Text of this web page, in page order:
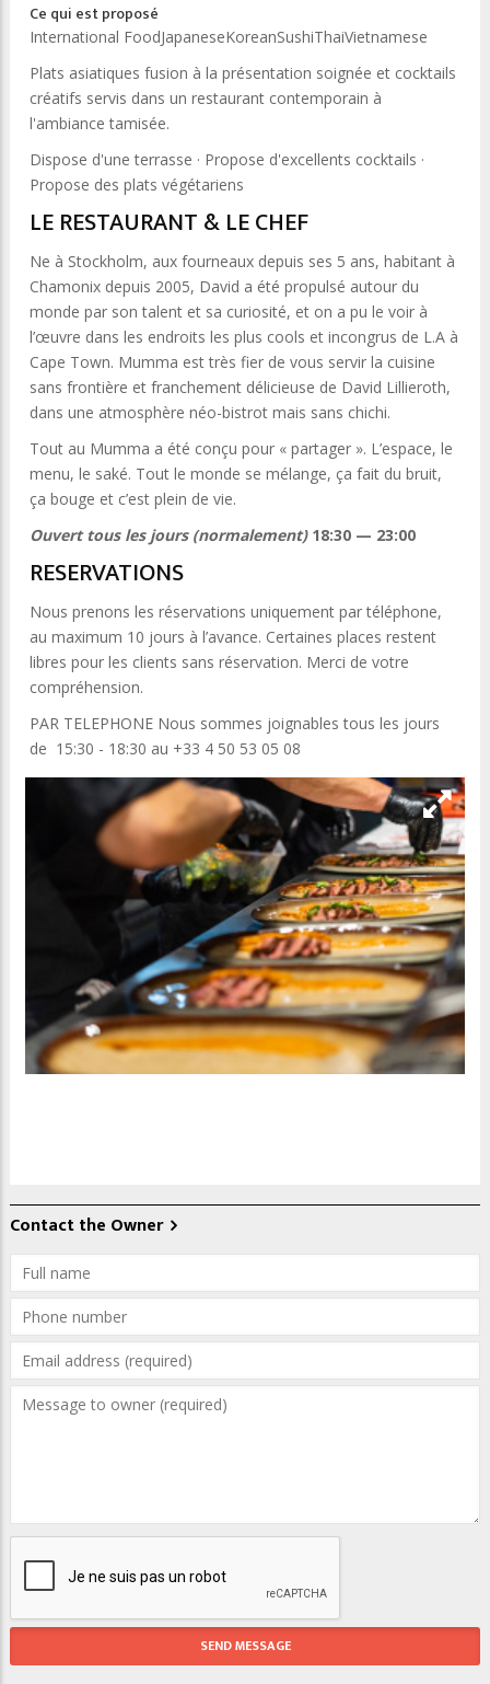
Ce qui est proposé
International FoodJapaneseKoreanSushiThaiVietnamese
Plats asiatiques fusion à la présentation soignée et cocktails
créatifs servis dans un restaurant contemporain à
l'ambiance tamisée.
Dispose d'une terrasse · Propose d'excellents cocktails ·
Propose des plats végétariens
LE RESTAURANT & LE CHEF
Ne à Stockholm, aux fourneaux depuis ses 5 ans, habitant à
Chamonix depuis 2005, David a été propulsé autour du
monde par son talent et sa curiosité, et on a pu le voir à
l’œuvre dans les endroits les plus cools et incongrus de L.A à
Cape Town. Mumma est très fier de vous servir la cuisine
sans frontière et franchement délicieuse de David Lillieroth,
dans une atmosphère néo-bistrot mais sans chichi.
Tout au Mumma a été conçu pour « partager ». L’espace, le
menu, le saké. Tout le monde se mélange, ça fait du bruit,
ça bouge et c’est plein de vie.
Ouvert tous les jours (normalement) 18:30 — 23:00
RESERVATIONS
Nous prenons les réservations uniquement par téléphone,
au maximum 10 jours à l’avance. Certaines places restent
libres pour les clients sans réservation. Merci de votre
compréhension.
PAR TELEPHONE Nous sommes joignables tous les jours
de 15:30 - 18:30 au +33 4 50 53 05 08
Contact the Owner